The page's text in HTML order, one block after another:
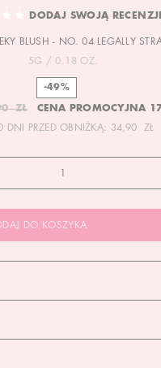
DODAJ SWOJĄ
BLUSH - NO. 04 LEGALLY
5G / 0.18 OZ.
-49%
CENA PROMOCYJNA
ZŁ
DNI PRZED OBNIŻKĄ: 34,90 ZŁ
DO KOSZYKA